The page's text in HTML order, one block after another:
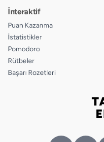
İnteraktif
Puan Kazanma
İstatistikler
Pomodoro
Rütbeler
Başarı Rozetleri